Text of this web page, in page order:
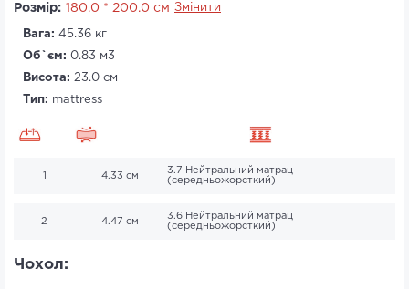
Розмір: 180.0 * 200.0 см Змінити
Вага: 45.36 кг
Об`єм: 0.83 м3
Висота: 23.0 см
Тип: mattress
1 4.33 см
3.7 Нейтральний матрац
(середньожорсткий)
2 4.47 см
3.6 Нейтральний матрац
(середньожорсткий)
Чохол: